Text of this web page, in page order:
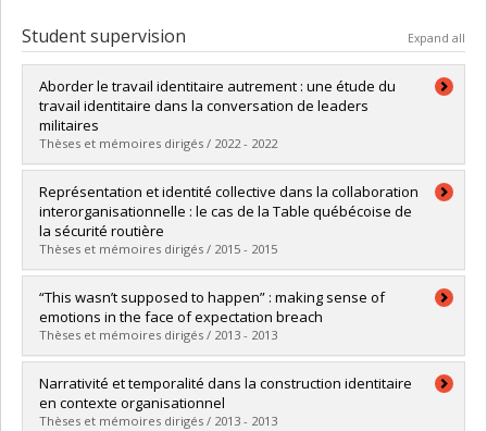
Student supervision Expand all
Aborder le travail identitaire autrement : une étude du
travail identitaire dans la conversation de leaders
militaires
Thèses et mémoires dirigés / 2022 - 2022
Graduate :Wagnac, Régine
Cycle :Doctoral
Grade :Ph. D.
Lien vers le document dans Papyrus
Représentation et identité collective dans la collaboration
interorganisationnelle : le cas de la Table québécoise de
la sécurité routière
Thèses et mémoires dirigés / 2015 - 2015
Graduate : Boudreau, Valérie
Cycle :Doctoral
Grade :Ph. D.
Lien vers le document dans Papyrus
“This wasn’t supposed to happen” : making sense of
emotions in the face of expectation breach
Thèses et mémoires dirigés / 2013 - 2013
Graduate :Berner, Nili
Cycle :Master's
Grade :M. Sc.
Narrativité et temporalité dans la construction identitaire
en contexte organisationnel
Thèses et mémoires dirigés / 2013 - 2013